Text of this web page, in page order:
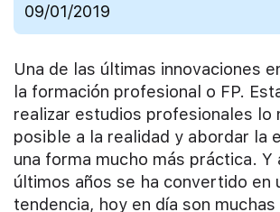
09/01/2019
Una de las últimas innovaciones
la formación profesional o FP.
realizar estudios profesionales lo
posible a la realidad y abordar la
una forma mucho más práctica. Y
últimos años se ha convertido en
tendencia, hoy en día son